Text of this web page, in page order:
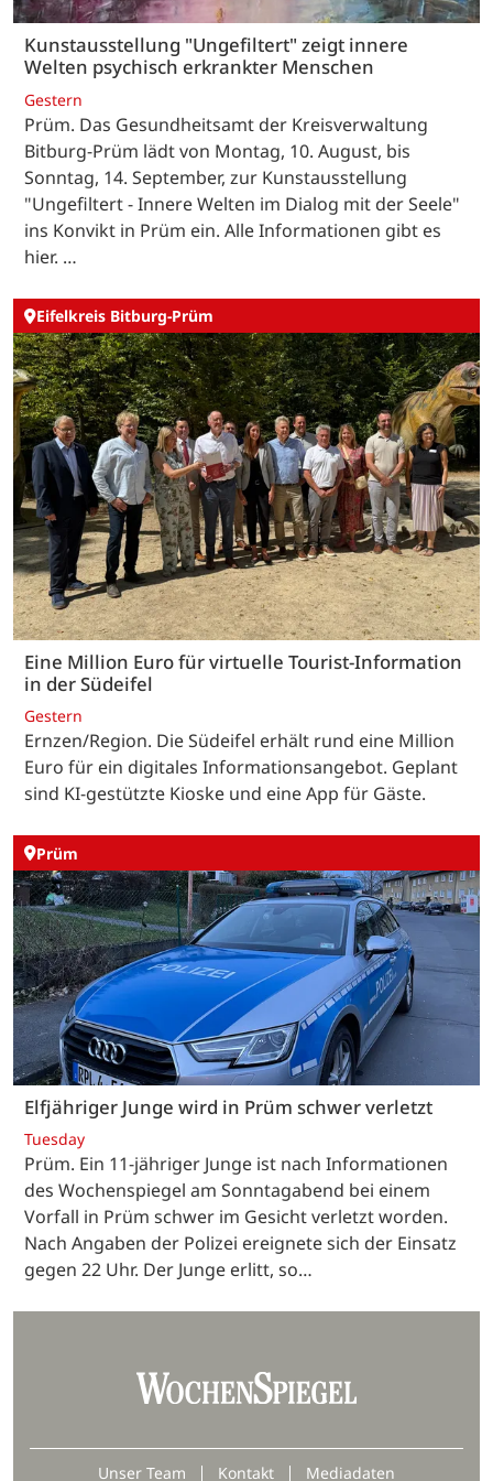
Kunstausstellung "Ungefiltert" zeigt innere
Welten psychisch erkrankter Menschen
Gestern
Prüm. Das Gesundheitsamt der Kreisverwaltung
Bitburg-Prüm lädt von Montag, 10. August, bis
Sonntag, 14. September, zur Kunstausstellung
"Ungefiltert - Innere Welten im Dialog mit der Seele"
ins Konvikt in Prüm ein. Alle Informationen gibt es
hier. …
Eifelkreis Bitburg-Prüm
Eine Million Euro für virtuelle Tourist-Information
in der Südeifel
Gestern
Ernzen/Region. Die Südeifel erhält rund eine Million
Euro für ein digitales Informationsangebot. Geplant
sind KI-gestützte Kioske und eine App für Gäste.
Prüm
Elfjähriger Junge wird in Prüm schwer verletzt
Tuesday
Prüm. Ein 11-jähriger Junge ist nach Informationen
des Wochenspiegel am Sonntagabend bei einem
Vorfall in Prüm schwer im Gesicht verletzt worden.
Nach Angaben der Polizei ereignete sich der Einsatz
gegen 22 Uhr. Der Junge erlitt, so…
Unser Team Kontakt Mediadaten